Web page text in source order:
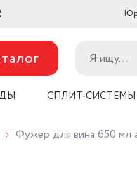
СПЛИТ-СИСТЕМЫ
Фужер для вина 650 мл